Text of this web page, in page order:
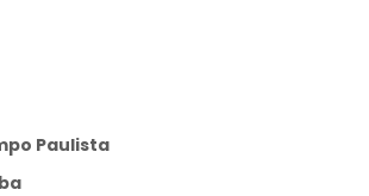
Paulista